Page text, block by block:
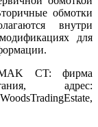
обмотки
внутри
для
MAK CT: фирма
адрес:
WoodsTradingEstate,